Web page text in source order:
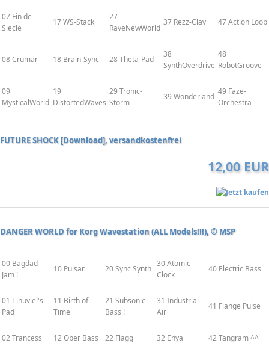
07 Fin de
Siecle
17 WS-Stack
27
RaveNewWorld
37 Rezz-Clav 47 Action Loop
08 Crumar 18 Brain-Sync 28 Theta-Pad
38
SynthOverdrive
48
RobotGroove
09
MysticalWorld
19
DistortedWaves
29 Tronic-
Storm
39 Wonderland
49 Faze-
Orchestra
FUTURE SHOCK [Download], versandkostenfrei
12,00 EUR
DANGER WORLD for Korg Wavestation (ALL Models!!!), © MSP
00 Bagdad
Jam !
10 Pulsar 20 Sync Synth
30 Atomic
Clock
40 Electric Bass
01 Tinuviel's
Pad
11 Birth of
Time
21 Subsonic
Bass !
31 Industrial
Air
41 Flange Pulse
02 Trancess 12 Ober Bass 22 Flagg 32 Enya 42 Tangram ^^